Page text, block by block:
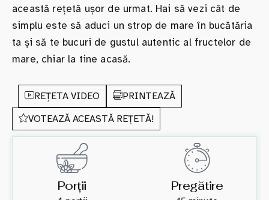
această rețetă ușor de urmat. Hai să vezi cât de
simplu este să aduci un strop de mare în bucătăria
ta și să te bucuri de gustul autentic al fructelor de
mare, chiar la tine acasă.
REȚETA VIDEO
PRINTEAZĂ
VOTEAZĂ ACEASTĂ REȚETĂ!
Porții Pregătire